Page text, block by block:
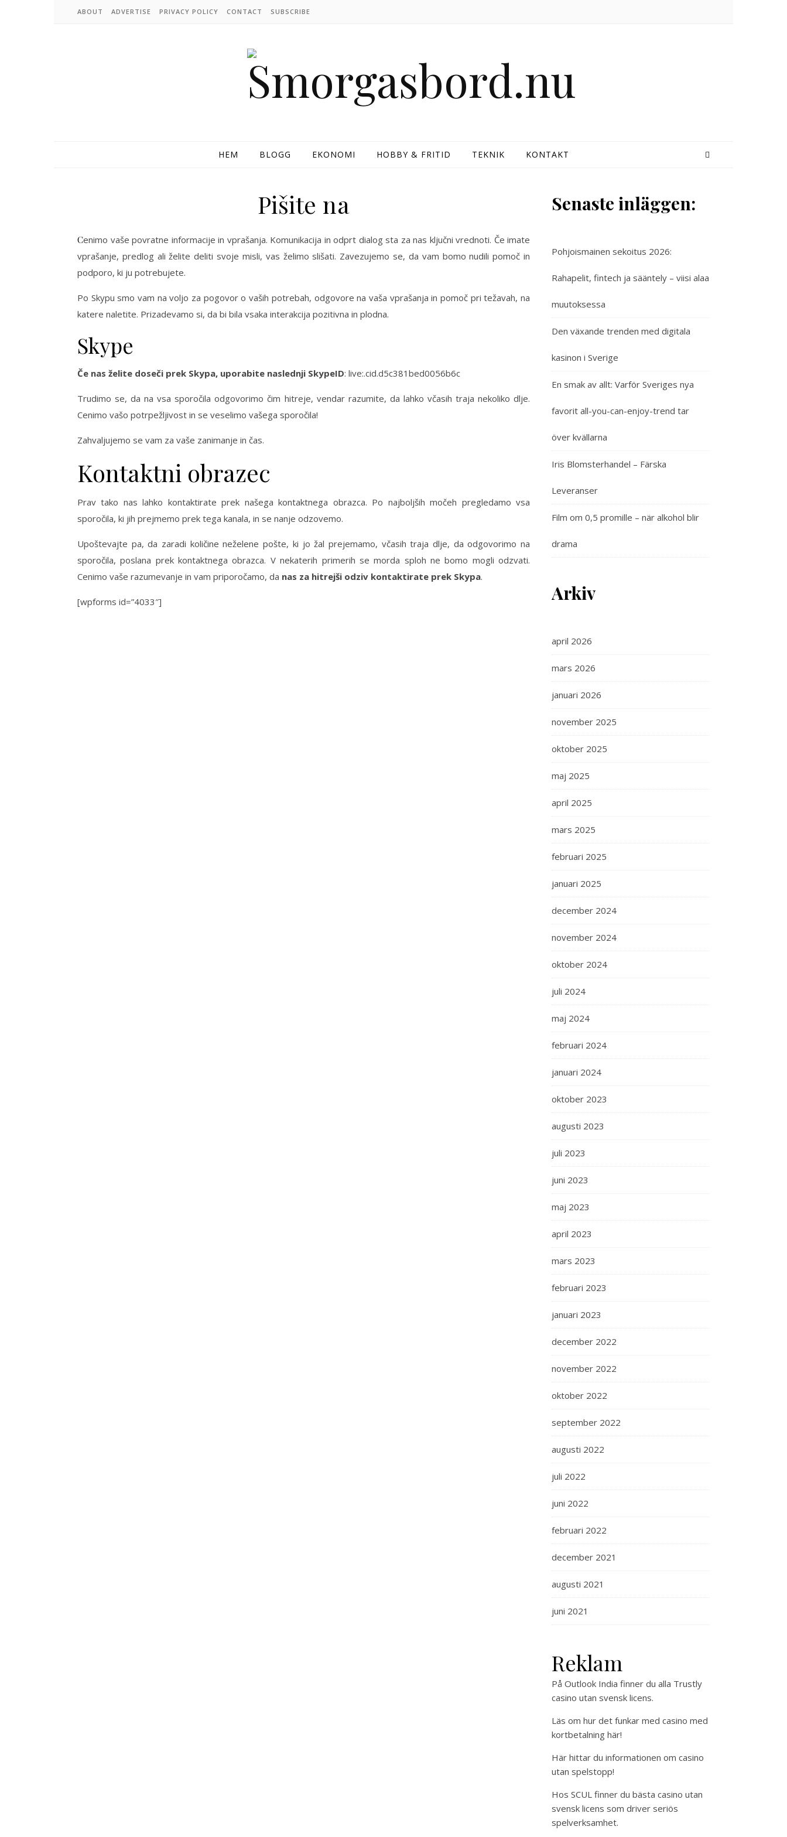
ABOUT ADVERTISE PRIVACY POLICY CONTACT SUBSCRIBE
HEM BLOGG EKONOMI HOBBY & FRITID TEKNIK KONTAKT
Pišite na
Cenimo vaše povratne informacije in vprašanja. Komunikacija in odprt dialog sta za nas ključni vrednoti. Če imate
vprašanje, predlog ali želite deliti svoje misli, vas želimo slišati. Zavezujemo se, da vam bomo nudili pomoč in
podporo, ki ju potrebujete.
Po Skypu smo vam na voljo za pogovor o vaših potrebah, odgovore na vaša vprašanja in pomoč pri težavah, na
katere naletite. Prizadevamo si, da bi bila vsaka interakcija pozitivna in plodna.
Skype
Če nas želite doseči prek Skypa, uporabite naslednji SkypeID: live:.cid.d5c381bed0056b6c
Trudimo se, da na vsa sporočila odgovorimo čim hitreje, vendar razumite, da lahko včasih traja nekoliko dlje.
Cenimo vašo potrpežljivost in se veselimo vašega sporočila!
Zahvaljujemo se vam za vaše zanimanje in čas.
Kontaktni obrazec
Prav tako nas lahko kontaktirate prek našega kontaktnega obrazca. Po najboljših močeh pregledamo vsa
sporočila, ki jih prejmemo prek tega kanala, in se nanje odzovemo.
Upoštevajte pa, da zaradi količine neželene pošte, ki jo žal prejemamo, včasih traja dlje, da odgovorimo na
sporočila, poslana prek kontaktnega obrazca. V nekaterih primerih se morda sploh ne bomo mogli odzvati.
Cenimo vaše razumevanje in vam priporočamo, da nas za hitrejši odziv kontaktirate prek Skypa.
[wpforms id=”4033″]
Senaste inläggen:
Pohjoismainen sekoitus 2026:
Rahapelit, fintech ja sääntely – viisi alaa
muutoksessa
Den växande trenden med digitala
kasinon i Sverige
En smak av allt: Varför Sveriges nya
favorit all-you-can-enjoy-trend tar
över kvällarna
Iris Blomsterhandel – Färska
Leveranser
Film om 0,5 promille – när alkohol blir
drama
Arkiv
april 2026
mars 2026
januari 2026
november 2025
oktober 2025
maj 2025
april 2025
mars 2025
februari 2025
januari 2025
december 2024
november 2024
oktober 2024
juli 2024
maj 2024
februari 2024
januari 2024
oktober 2023
augusti 2023
juli 2023
juni 2023
maj 2023
april 2023
mars 2023
februari 2023
januari 2023
december 2022
november 2022
oktober 2022
september 2022
augusti 2022
juli 2022
juni 2022
februari 2022
december 2021
augusti 2021
juni 2021
Reklam
På Outlook India finner du alla Trustly
casino utan svensk licens.
Läs om hur det funkar med casino med
kortbetalning här!
Här hittar du informationen om casino
utan spelstopp!
Hos SCUL finner du bästa casino utan
svensk licens som driver seriös
spelverksamhet.